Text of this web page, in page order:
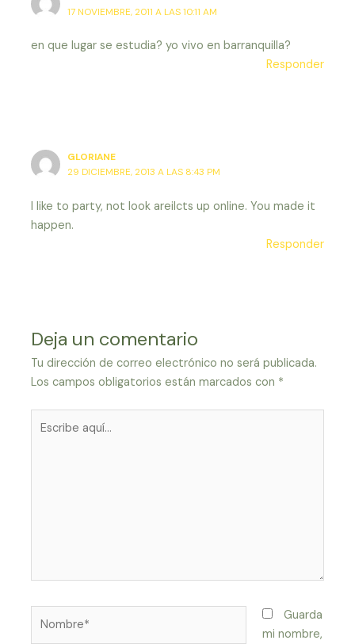
17 NOVIEMBRE, 2011 A LAS 10:11 AM
en que lugar se estudia? yo vivo en barranquilla?
Responder
GLORIANE
29 DICIEMBRE, 2013 A LAS 8:43 PM
I like to party, not look areilcts up online. You made it
happen.
Responder
Deja un comentario
Tu dirección de correo electrónico no será publicada.
Los campos obligatorios están marcados con *
Guarda
mi nombre,